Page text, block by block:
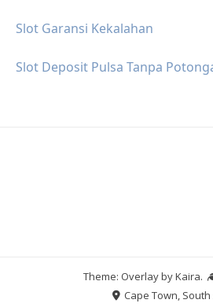
Slot Garansi Kekalahan
Slot Deposit Pulsa Tanpa
Theme: Overlay byKaira.
Cape Town,